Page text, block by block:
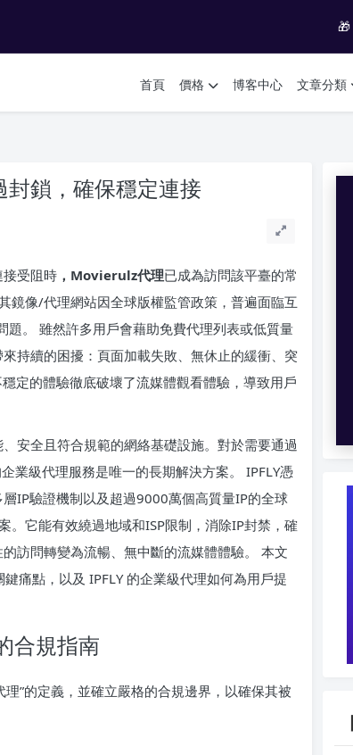
🎁
首頁 價格 博客中心 文章分類
鎖，確保穩定連接
受阻時 ，Movierulz代理已成為訪問該平臺的常
鏡像/代理網站因全球版權監管政策，普遍面臨互
題。 雖然許多用戶會藉助免費代理列表或低質量
持續的困擾：頁面加載失敗、無休止的緩衝、突
定的體驗徹底破壞了流媒體觀看體驗，導致用戶
安全且符合規範的網絡基礎設施。對於需要通過
業級代理服務是唯一的長期解決方案。 IPFLY憑
IP驗證機制以及超過9000萬個高質量IP的全球
它能有效繞過地域和ISP限制，消除IP封禁，確
訪問轉變為流暢、無中斷的流媒體體驗。 本文
痛點，以及 IPFLY 的企業級代理如何為用戶提
合規指南
”的定義，並確立嚴格的合規邊界，以確保其被